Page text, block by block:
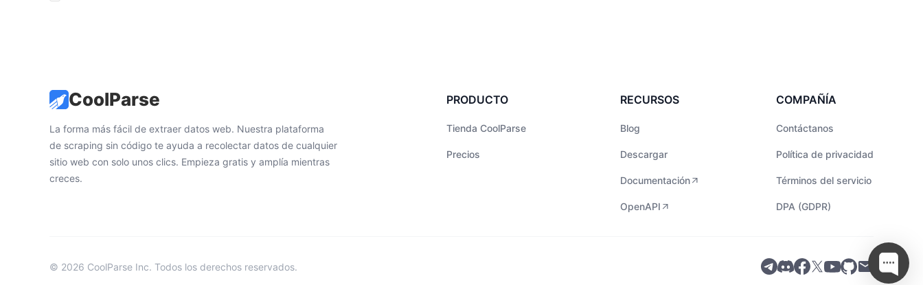
CoolParse
La forma más fácil de extraer datos web. Nuestra plataforma
de scraping sin código te ayuda a recolectar datos de cualquier
sitio web con solo unos clics. Empieza gratis y amplía mientras
creces.
PRODUCTO
Tienda CoolParse
Precios
RECURSOS
Blog
Descargar
Documentación
OpenAPI
COMPAÑÍA
Contáctanos
Política de privacidad
Términos del servicio
DPA (GDPR)
© 2026 CoolParse Inc. Todos los derechos reservados.